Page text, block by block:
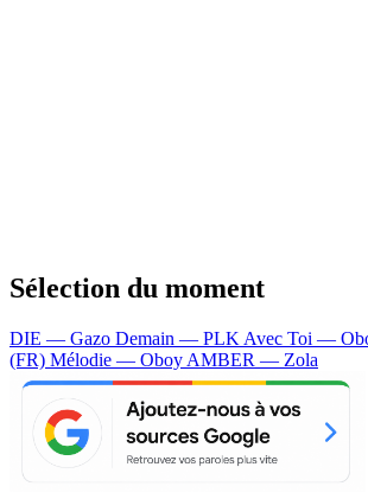
Sélection du moment
DIE — Gazo Demain — PLK Avec Toi —
(FR) Mélodie — Oboy AMBER — Zola